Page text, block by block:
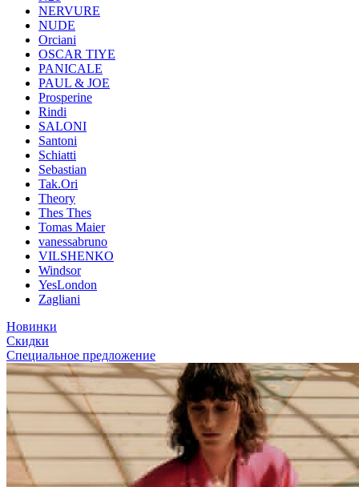
NERVURE
NUDE
Orciani
OSCAR TIYE
PANICALE
PAUL & JOE
Prosperine
Rindi
SALONI
Santoni
Schiatti
Sebastian
Tak.Ori
Theory
Thes Thes
Tomas Maier
vanessabruno
VILSHENKO
Windsor
YesLondon
Zagliani
Новинки
Скидки
Специальное предложение